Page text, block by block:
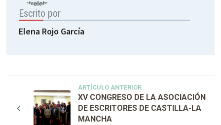
Escrito por
Elena Rojo García
ARTÍCULO ANTERIOR
XV CONGRESO DE LA ASOCIACIÓN
DE ESCRITORES DE CASTILLA-LA
MANCHA